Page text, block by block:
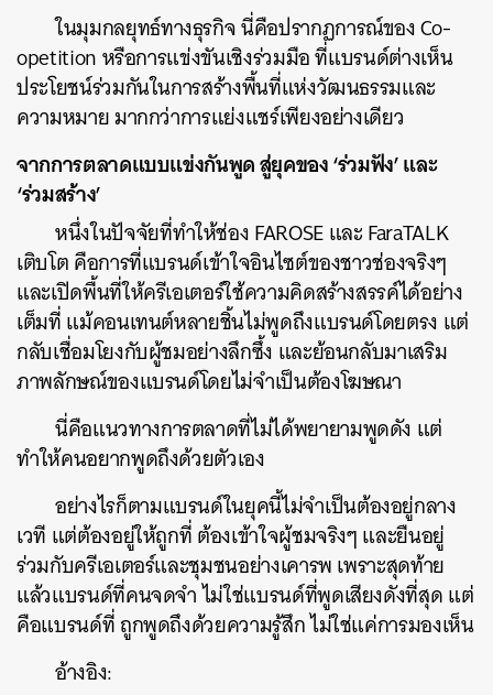
ในมุมกลยุทธ์ทางธุรกิจ นี่คือปรากฏการณ์ของ Co-
opetition หรือการแข่งขันเชิงร่วมมือ ที่แบรนด์ต่างเห็น
ประโยชน์ร่วมกันในการสร้างพื้นที่แห่งวัฒนธรรมและ
ความหมาย มากกว่าการแย่งแชร์เพียงอย่างเดียว
จากการตลาดแบบแข่งกันพูด สู่ยุคของ ‘ร่วมฟัง’ และ
‘ร่วมสร้าง’
หนึ่งในปัจจัยที่ทำให้ช่อง FAROSE และ FaraTALK
เติบโต คือการที่แบรนด์เข้าใจอินไซต์ของชาวช่องจริงๆ
และเปิดพื้นที่ให้ครีเอเตอร์ใช้ความคิดสร้างสรรค์ได้อย่าง
เต็มที่ แม้คอนเทนต์หลายชิ้นไม่พูดถึงแบรนด์โดยตรง แต่
กลับเชื่อมโยงกับผู้ชมอย่างลึกซึ้ง และย้อนกลับมาเสริม
ภาพลักษณ์ของแบรนด์โดยไม่จำเป็นต้องโฆษณา
นี่คือแนวทางการตลาดที่ไม่ได้พยายามพูดดัง แต่
ทำให้คนอยากพูดถึงด้วยตัวเอง
อย่างไรก็ตามแบรนด์ในยุคนี้ไม่จำเป็นต้องอยู่กลาง
เวที แต่ต้องอยู่ให้ถูกที่ ต้องเข้าใจผู้ชมจริงๆ และยืนอยู่
ร่วมกับครีเอเตอร์และชุมชนอย่างเคารพ เพราะสุดท้าย
แล้วแบรนด์ที่คนจดจำ ไม่ใช่แบรนด์ที่พูดเสียงดังที่สุด แต่
คือแบรนด์ที่ ถูกพูดถึงด้วยความรู้สึก ไม่ใช่แค่การมองเห็น
อ้างอิง: